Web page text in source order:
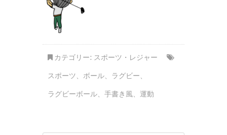
カテゴリー: スポーツ・レジャー
スポーツ、 ボール、 ラグビー、
ラグビーボール、 手書き風、 運動